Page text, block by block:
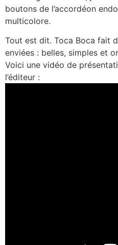
boutons de l’accordéon
multicolore.
Tout est dit. Toca Boca fait
enviées : belles, simples et
Voici une vidéo de
l’éditeur :